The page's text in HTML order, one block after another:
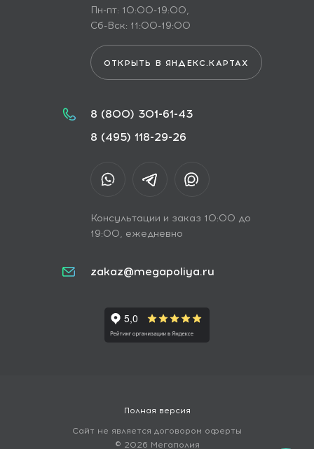
Пн-пт: 10:00-19:00,
Сб-Вск: 11:00-19:00
ОТКРЫТЬ В ЯНДЕКС.КАРТАХ
8 (800) 301-61-43
8 (495) 118-29-26
Консультации и заказ 10:00 до
19:00, ежедневно
zakaz@megapoliya.ru
Полная версия
Сайт не является договором оферты
© 2026 Мегаполия